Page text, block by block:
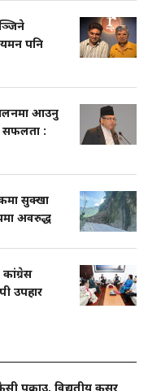
पनि
आउनु
सफलता :
सुक्खा
अवरुद्ध
कांग्रेस
उपहार
पक्राउ, विद्युतीय कसुर